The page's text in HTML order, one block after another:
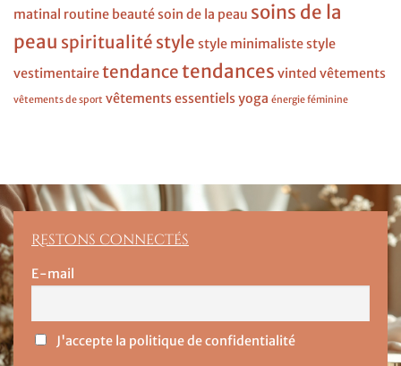
matinal routine beautésoin de la peau soins de la
peau spiritualité style style minimalistestyle
vestimentairetendancetendances vinted vêtements
vêtements de sport vêtements essentielsyoga énergie féminine
Restons connectés
E-mail
J'accepte la politique de confidentialité